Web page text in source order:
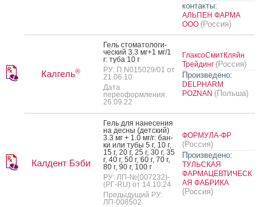
контакты:
АЛЬПЕН ФАРМА
ООО (Россия)
Калгель®
Гель сто­мато­логи­
чес­кий 3.3 мг+1 мг/1
г: ту­ба 10 г
РУ: П N015029/01 от
21.06.10
Дата
переоформления:
26.09.22
ГлаксоСмитКляйн
Трейдинг (Россия)
Произведено:
DELPHARM
POZNAN (Польша)
Калдент Бэби
Гель для на­несе­ния
на дес­ны (дет­ский)
3.3 мг + 1.0 мг/г: бан­
ки или ту­бы 5 г, 10 г,
15 г, 20 г, 25 г, 30 г, 35
г, 40 г, 50 г, 60 г, 70 г,
80 г, 90 г, 100 г
РУ: ЛП-№(007232)-
(РГ-RU) от 14.10.24
Предыдущий РУ:
ЛП-008502
ФОРМУЛА-ФР
(Россия)
Произведено:
ТУЛЬСКАЯ
ФАРМАЦЕВТИЧЕСК
АЯ ФАБРИКА
(Россия)